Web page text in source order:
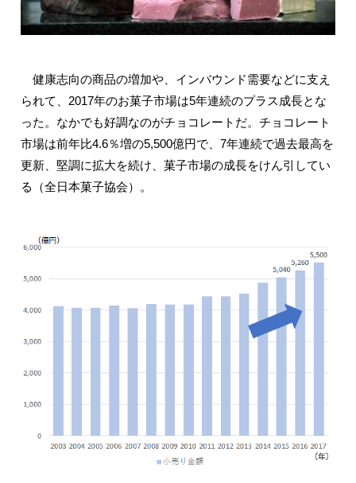
健康志向の商品の増加や、インバウンド需要などに支え
られて、2017年のお菓子市場は5年連続のプラス成長とな
った。なかでも好調なのがチョコレートだ。チョコレート
市場は前年比4.6％増の5,500億円で、7年連続で過去最高を
更新、堅調に拡大を続け、菓子市場の成長をけん引してい
る（全日本菓子協会）。